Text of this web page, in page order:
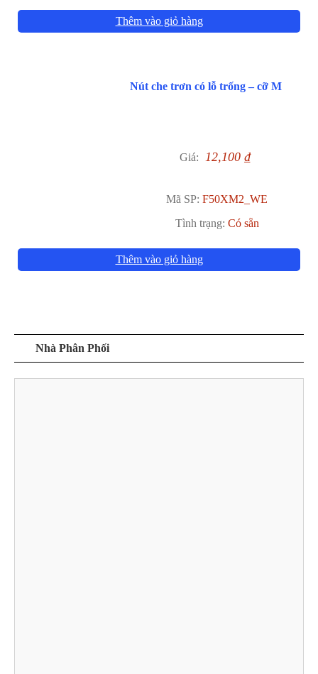
Thêm vào giỏ hàng
Nút che trơn có lỗ trống – cỡ M
Giá: 12,100₫
Mã SP:F50XM2_WE
Tình trạng: Có sẵn
Thêm vào giỏ hàng
Nhà Phân Phối